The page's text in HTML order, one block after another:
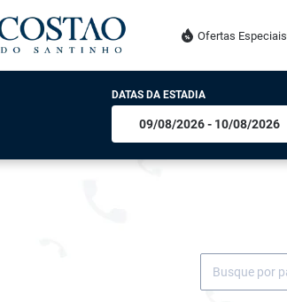
Ofertas Especiais
DATAS DA ESTADIA